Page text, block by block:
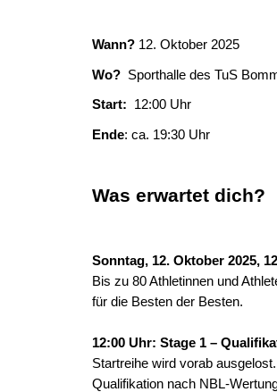
Wann? 12. Oktober 2025
Wo? Sporthalle des TuS
Start: 12:00 Uhr
Ende: ca. 19:30 Uhr
Was erwartet dich?
Sonntag, 12. Oktober 2025,
Bis zu 80 Athletinnen und
für die Besten der Besten.
12:00 Uhr: Stage 1 –
Startreihe wird vorab
Qualifikation nach NBL-